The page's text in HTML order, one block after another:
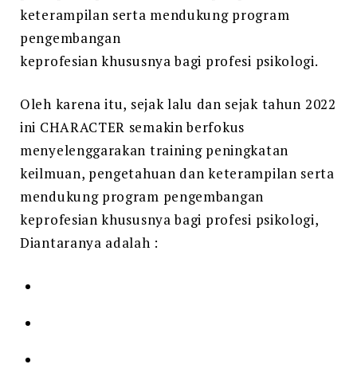
keterampilan serta mendukung program
pengembangan
keprofesian khususnya bagi profesi psikologi.
Oleh karena itu, sejak lalu dan sejak tahun 2022
ini CHARACTER semakin berfokus
menyelenggarakan training peningkatan
keilmuan, pengetahuan dan keterampilan serta
mendukung program pengembangan
keprofesian khususnya bagi profesi psikologi,
Diantaranya adalah :